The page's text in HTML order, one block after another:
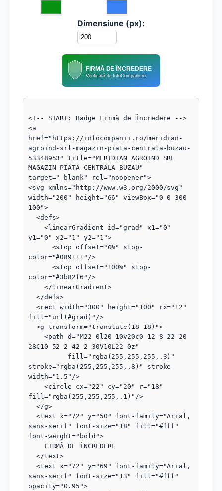
Dimensiune (px):
FIRMĂ DE ÎNCREDERE
Verificată de InfoCompanii.ro
<!-- START: Badge Firmă de Încredere -->
<a
href="https://infocompanii.ro/meridian-
agroind-srl-magazin-piata-centrala-buzau-
53348953" title="MERIDIAN AGROIND SRL
MAGAZIN PIATA CENTRALA BUZAU"
target="_blank" rel="noopener">
<svg xmlns="http://www.w3.org/2000/svg"
width="200" height="66" viewBox="0 0 300
100">
y1="0" x2="1" y2="1">
color="#089111"/>
color="#3b82f6"/>
fill="url(#grad)"/>
28C10 52 2 42 2 30V10L22 0z"
stroke="rgba(255,255,255,.8)" stroke-
width="1.5"/>
fill="rgba(255,255,255,.1)"/>
sans-serif" font-size="18" fill="#fff"
font-weight="bold">
sans-serif" font-size="13" fill="#fff"
opacity="0.95">